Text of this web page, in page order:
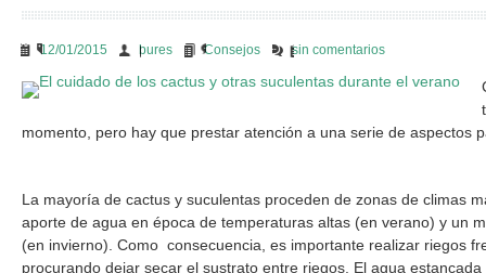
12/01/2015 bures Consejos sin comentarios
momento, pero hay que prestar atención a una serie de aspectos
La mayoría de cactus y suculentas proceden de zonas de climas
aporte de agua en época de temperaturas altas (en verano) y un
(en invierno). Como consecuencia, es importante realizar riegos
procurando dejar secar el sustrato entre riegos. El agua